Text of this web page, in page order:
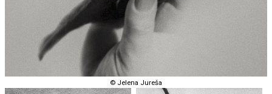
© Jelena Jureša